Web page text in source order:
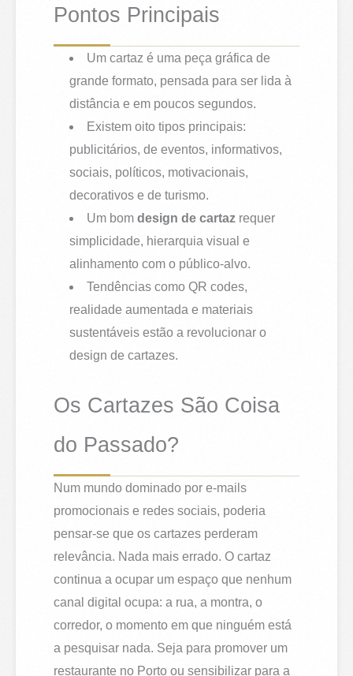
Pontos Principais
Um cartaz é uma peça gráfica de
grande formato, pensada para ser lida à
distância e em poucos segundos.
Existem oito tipos principais:
publicitários, de eventos, informativos,
sociais, políticos, motivacionais,
decorativos e de turismo.
Um bomdesign de cartaz requer
simplicidade, hierarquia visual e
alinhamento com o público-alvo.
Tendências como QR codes,
realidade aumentada e materiais
sustentáveis estão a revolucionar o
design de cartazes.
Os Cartazes São Coisa
do Passado?
Num mundo dominado por e-mails
promocionais e redes sociais, poderia
pensar-se que os cartazes perderam
relevância. Nada mais errado. O cartaz
continua a ocupar um espaço que nenhum
canal digital ocupa: a rua, a montra, o
corredor, o momento em que ninguém está
a pesquisar nada. Seja para promover um
restaurante no Porto ou sensibilizar para a